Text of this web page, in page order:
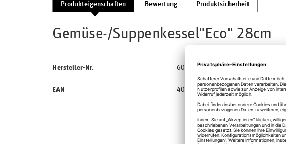
Produkteigenschaften Bewertung Produktsicherheit
Gemüse-/Suppenkessel"Eco" 28cm
Hersteller-Nr. 6003.28
EAN 4048355172023